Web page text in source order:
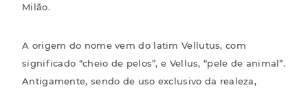
Milão.
A origem do nome vem do latim Vellutus, com
significado “cheio de pelos”, e Vellus, “pele de animal”.
Antigamente, sendo de uso exclusivo da realeza,